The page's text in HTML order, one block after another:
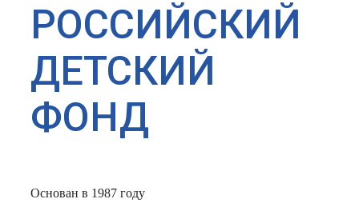
РОССИЙСКИЙ
ДЕТСКИЙ
ФОНД
Основан в 1987 году